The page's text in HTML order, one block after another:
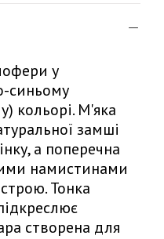
у
синьому
кольорі. М'яка
замші
а поперечна
намистинами
Тонка
створена для